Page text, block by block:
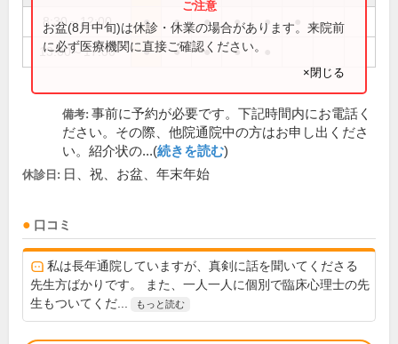
8:30～12:00 ● ● ● ● ●
13:00～17:00 ● ● ● ●
お盆(8月中旬)は休診・休業の場合があります。来院前
に必ず医療機関に直接ご確認ください。
×閉じる
備考: 事前に予約が必要です。下記時間内にお電話く
ださい。その際、他院通院中の方はお申し出くださ
い。紹介状の...(続きを読む)
休診日: 日、祝、お盆、年末年始
口コミ
私は長年通院していますが、真剣に話を聞いてくださる
先生方ばかりです。 また、一人一人に個別で臨床心理士の先
生もついてくだ...
もっと読む